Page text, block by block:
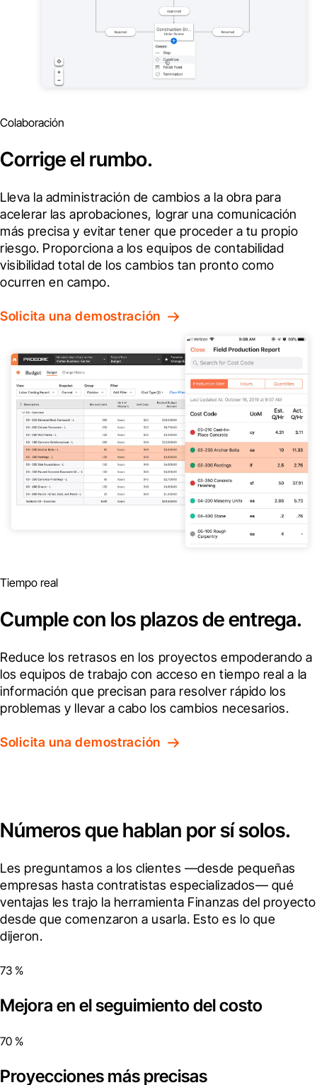
Colaboración
Corrige el rumbo.
Lleva la administración de cambios a la obra para
acelerar las aprobaciones, lograr una comunicación
más precisa y evitar tener que proceder a tu propio
riesgo. Proporciona a los equipos de contabilidad
visibilidad total de los cambios tan pronto como
ocurren en campo.
Solicita una demostración
Tiempo real
Cumple con los plazos de entrega.
Reduce los retrasos en los proyectos empoderando a
los equipos de trabajo con acceso en tiempo real a la
información que precisan para resolver rápido los
problemas y llevar a cabo los cambios necesarios.
Solicita una demostración
Números que hablan por sí solos.
Les preguntamos a los clientes —desde pequeñas
empresas hasta contratistas especializados— qué
ventajas les trajo la herramienta Finanzas del proyecto
desde que comenzaron a usarla. Esto es lo que
dijeron.
73 %
Mejora en el seguimiento del costo
70 %
Proyecciones más precisas